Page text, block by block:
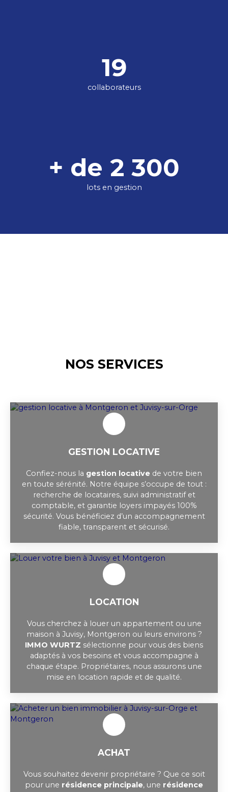
19
collaborateurs
+ de 2 300
lots en gestion
NOS SERVICES
GESTION LOCATIVE
Confiez-nous la gestion locative de votre bien
en toute sérénité. Notre équipe s’occupe de tout :
recherche de locataires, suivi administratif et
comptable, et garantie loyers impayés 100%
sécurité. Vous bénéficiez d’un accompagnement
fiable, transparent et sécurisé.
LOCATION
Vous cherchez à louer un appartement ou une
maison à Juvisy, Montgeron ou leurs environs ?
IMMO WURTZ sélectionne pour vous des biens
adaptés à vos besoins et vous accompagne à
chaque étape. Propriétaires, nous assurons une
mise en location rapide et de qualité.
ACHAT
Vous souhaitez devenir propriétaire ? Que ce soit
pour une résidence principale, une résidence